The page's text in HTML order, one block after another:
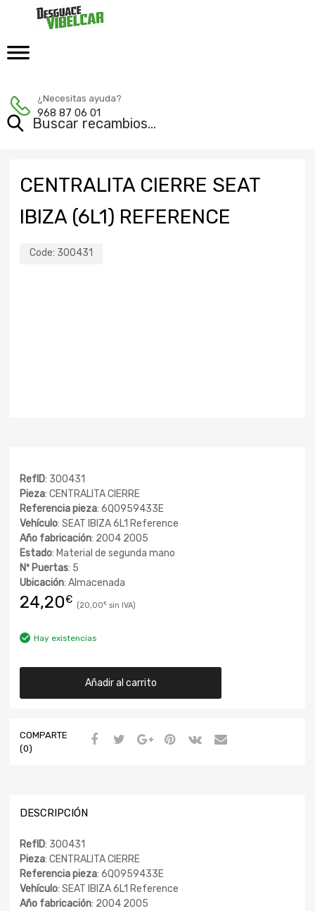
¿Necesitas ayuda?
968 87 06 01
CENTRALITA CIERRE SEAT
IBIZA (6L1) REFERENCE
Code: 300431
RefID: 300431
Pieza: CENTRALITA CIERRE
Referencia pieza: 6Q0959433E
Vehículo: SEAT IBIZA 6L1 Reference
Año fabricación: 2004 2005
Estado: Material de segunda mano
Nº Puertas: 5
Ubicación: Almacenada
24,20€ 20,00€
Hay existencias
Añadir al carrito
COMPARTE
(0)
DESCRIPCIÓN
RefID: 300431
Pieza: CENTRALITA CIERRE
Referencia pieza: 6Q0959433E
Vehículo: SEAT IBIZA 6L1 Reference
Año fabricación: 2004 2005